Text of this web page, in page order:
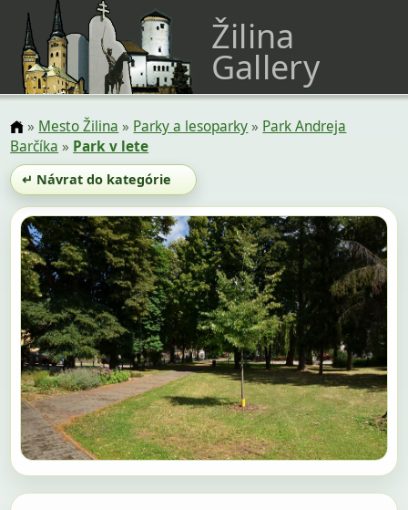
Žilina
Gallery
» Mesto Žilina » Parky a lesoparky» Park Andreja
Barčíka » Park v lete
↵ Návrat do kategórie